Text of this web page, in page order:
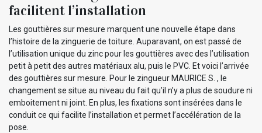
facilitent l’installation
Les gouttières sur mesure marquent une nouvelle étape dans
l’histoire de la zinguerie de toiture. Auparavant, on est passé de
l’utilisation unique du zinc pour les gouttières avec des l’utilisation
petit à petit des autres matériaux alu, puis le PVC. Et voici l’arrivée
des gouttières sur mesure. Pour le zingueur MAURICE S. , le
changement se situe au niveau du fait qu’il n’y a plus de soudure ni
emboitement ni joint. En plus, les fixations sont insérées dans le
conduit ce qui facilite l’installation et permet l’accélération de la
pose.